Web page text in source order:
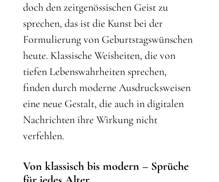
doch den zeitgenössischen Geist zu
sprechen, das ist die Kunst bei der
Formulierung von Geburtstagswünschen
heute. Klassische Weisheiten, die von
tiefen Lebenswahrheiten sprechen,
finden durch moderne Ausdrucksweisen
eine neue Gestalt, die auch in digitalen
Nachrichten ihre Wirkung nicht
verfehlen.
Von klassisch bis modern – Sprüche